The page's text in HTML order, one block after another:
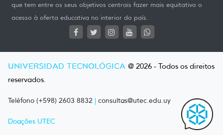
que tem entre os seus objetivos centrais fazer mais equitativo o
acesso à oferta educativa no interior do país.
UNIVERSIDAD TECNOLÓGICA @ 2026 - Todos os direitos
reservados.
Teléfono (+598) 2603 8832 | consultas@utec.edu.uy
Doações UTEC